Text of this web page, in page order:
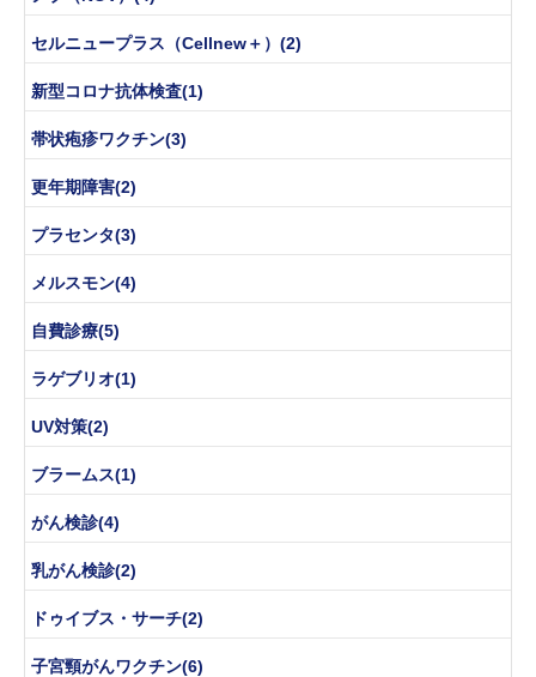
セルニュープラス（Cellnew＋）(2)
新型コロナ抗体検査(1)
帯状疱疹ワクチン(3)
更年期障害(2)
プラセンタ(3)
メルスモン(4)
自費診療(5)
ラゲブリオ(1)
UV対策(2)
ブラームス(1)
がん検診(4)
乳がん検診(2)
ドゥイブス・サーチ(2)
子宮頸がんワクチン(6)